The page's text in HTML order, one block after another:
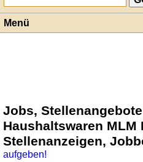
Menü
Jobs,
Haushaltswaren MLM
Stellenanzeigen,
aufgeben!